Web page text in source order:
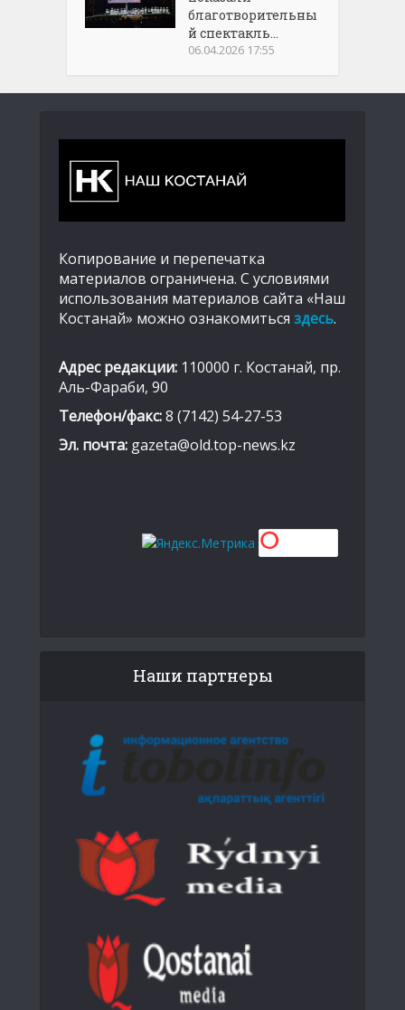
благотворительны
й спектакль...
06.04.2026 17:55
Копирование и перепечатка
материалов ограничена. С условиями
использования материалов сайта «Наш
Костанай» можно ознакомиться здесь.
Адрес редакции: 110000 г. Костанай, пр.
Аль-Фараби, 90
Телефон/факс:8 (7142) 54-27-53
Эл. почта: gazeta@old.top-news.kz
Наши партнеры